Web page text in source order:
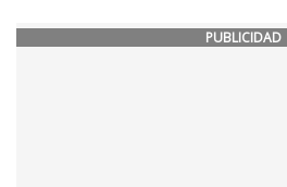
PUBLICIDAD